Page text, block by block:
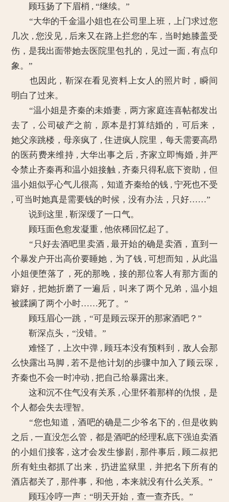
顾珏扬了下眉梢 , “继续。”
“大华的千金温小姐也在公司里上班，上门求过您
几次 , 您没见 , 后来又在路上拦您的车 , 当时她膝盖受
伤，是我出面带她去医院里包扎的，见过一面 , 有点印
象。”
也因此，靳深在看见资料上女人的照片时，瞬间
明白了过来。
“温小姐是齐秦的未婚妻，两方家庭连喜帖都发出
去了，公司破产之前，原本是打算结婚的，可后来，
她父亲跳楼，母亲疯了 , 住进疯人院里，每天需要高昂
的医药费来维持 , 大华出事之后 , 齐家立即悔婚 , 并严
令禁止齐秦再和温小姐接触 , 齐秦只得私底下资助，但
温小姐似乎心气儿很高，知道齐秦给的钱 , 宁死也不受
, 可当时她真是需要钱的时候，没有办法，只好……”
说到这里 , 靳深缓了一口气。
顾珏面色愈发凝重 , 他依稀回忆起了。
“只好去酒吧里卖酒 , 最开始的确是卖酒，直到一
个暴发户开出高价要睡她，为了钱 , 可想而知，从此温
小姐便堕落了，死的那晚，接的那位客人有那方面的
癖好，把她折磨了一遍后，叫来了两个兄弟，温小姐
被蹂躏了两个小时……死了。”
顾珏眉心一跳，“可是顾云琛开的那家酒吧？”
靳深点头，“没错。”
难怪了，上次中弹 , 顾珏本没有预料到，敌人会那
么快露出马脚 , 若不是他计划的步骤中加入了顾云琛 ,
齐秦也不会一时冲动 , 把自己给暴露出来。
这和沉不住气没有关系 , 心里怀着那样的仇恨，是
个人都会失去理智。
“您也知道，酒吧的确是二少爷名下的 , 但是收购
之后 , 一直没怎么管，都是酒吧的经理私底下强迫卖酒
的小姐们接客 , 这才会发生惨剧 , 那件事后 , 顾二叔把
所有蛀虫都抓了出来，扔进监狱里，并把名下所有的
酒店都关了 , 那件事，和他，本来就没有什么关系。”
顾珏冷哼一声：“明天开始，查一查齐氏。”